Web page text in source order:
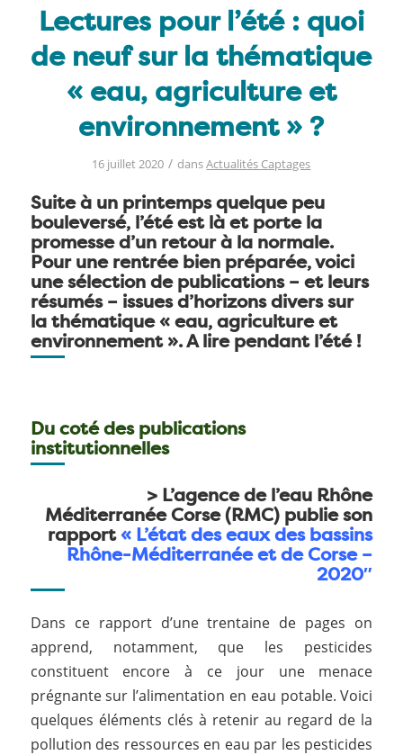
Lectures pour l’été : quoi
de neuf sur la thématique
« eau, agriculture et
environnement » ?
16 juillet 2020 / dansActualités Captages
Suite à un printemps quelque peu
bouleversé, l’été est là et porte la
promesse d’un retour à la normale.
Pour une rentrée bien préparée, voici
une sélection de publications – et leurs
résumés – issues d’horizons divers sur
la thématique « eau, agriculture et
environnement ». A lire pendant l’été !
Du coté des publications
institutionnelles
> L’agence de l’eau Rhône
Méditerranée Corse (RMC) publie son
rapport« L’état des eaux des bassins
Rhône-Méditerranée et de Corse –
2020″
Dans ce rapport d’une trentaine de pages on
apprend, notamment, que les pesticides
constituent encore à ce jour une menace
prégnante sur l’alimentation en eau potable. Voici
quelques éléments clés à retenir au regard de la
pollution des ressources en eau par les pesticides